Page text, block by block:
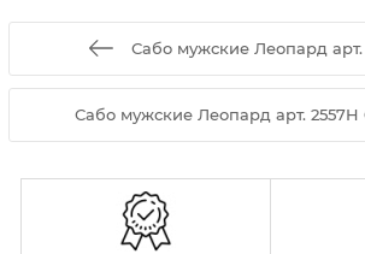
Сабо мужские Леопард арт.
Сабо мужские Леопард арт. 2557H